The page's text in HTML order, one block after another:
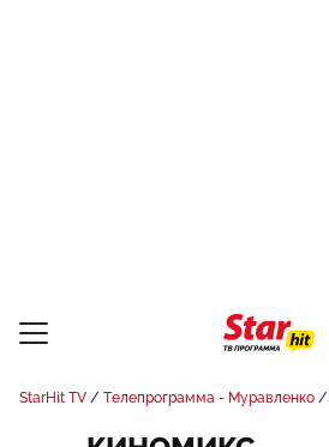
StarHit TV Телепрограмма - Муравленко